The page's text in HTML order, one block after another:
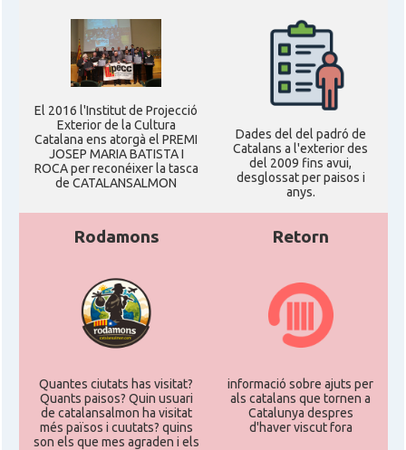
El 2016 l'Institut de Projecció
Exterior de la Cultura
Catalana ens atorgà el PREMI
JOSEP MARIA BATISTA I
ROCA per reconéixer la tasca
de CATALANSALMON
Dades del del padró de
Catalans a l'exterior des
del 2009 fins avui,
desglossat per paisos i
anys.
Rodamons
Quantes ciutats has visitat?
Quants paisos? Quin usuari
de catalansalmon ha visitat
més països i cuutats? quins
son els que mes agraden i els
Retorn
informació sobre ajuts per
als catalans que tornen a
Catalunya despres
d'haver viscut fora